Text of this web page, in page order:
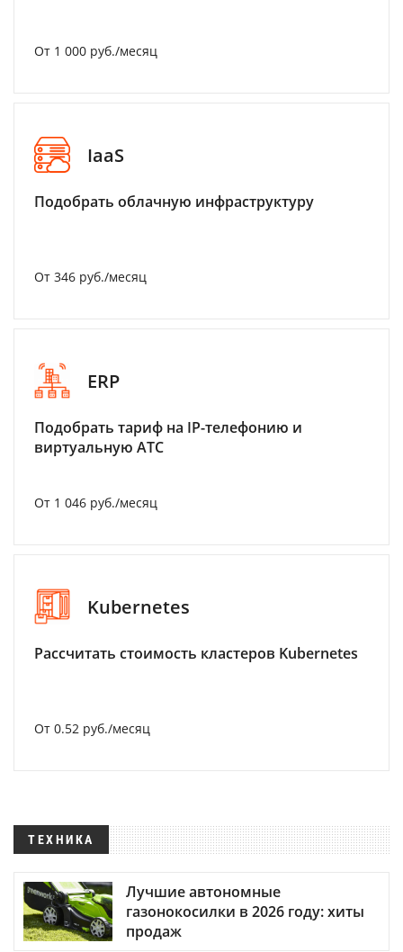
От 1 000 руб./месяц
IaaS
Подобрать облачную инфраструктуру
От 346 руб./месяц
ERP
Подобрать тариф на IP-телефонию и
виртуальную АТС
От 1 046 руб./месяц
Kubernetes
Рассчитать стоимость кластеров Kubernetes
От 0.52 руб./месяц
ТЕХНИКА
Лучшие автономные
газонокосилки в 2026 году: хиты
продаж